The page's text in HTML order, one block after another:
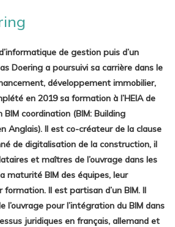
de gestion puis d’un
Doering a poursuivi sa carrière dans le
développement immobilier,
en 2019 sa formation à l’HEIA de
BIM coordination (BIM: Building
Anglais). Il est co-créateur de la clause
de digitalisation de la construction, il
et maîtres de l’ouvrage dans les
maturité BIM des équipes, leur
Il est partisan d’un BIM. Il
l’ouvrage pour l’intégration du BIM dans
juridiques en français, allemand et